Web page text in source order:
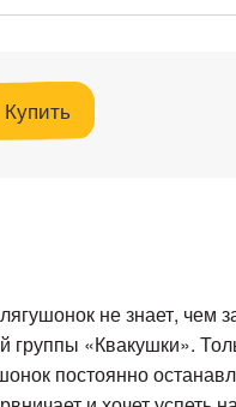
Купить
не знает, чем
«Квакушки».
постоянно